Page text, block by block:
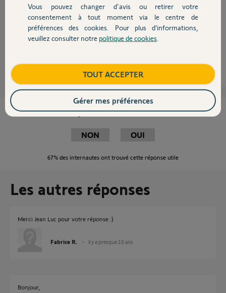
Devis avec un pro
Contact
Bonsoir
je vous informe que Connexoon est compatible Velux IO.
https://www.somfypro.fr/connexoon-preparer
Cette réponse vous a-t-elle aidé ?
NON OUI
67% des internautes ont trouvé cette réponse utile
Les autres réponses
Merci Jean Luc pour votre réponse :)
Fabrice R. il y a presque 10 ans
Bonjour,
Vous pouvez changer d'avis ou retirer votre
consentement à tout moment via le centre de
préférences des cookies. Pour plus d’informations,
veuillez consulter notre politique de cookies
TOUT ACCEPTER
Gérer mes préférences